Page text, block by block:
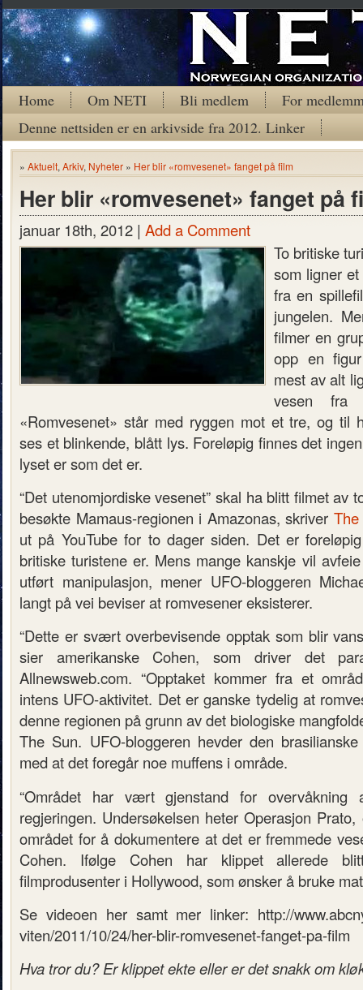
Home Om NETI Bli medlem
For
Denne nettsiden er en arkivside fra 2012. Linker
» Aktuelt, Arkiv, Nyheter » Her blir «romvesenet» fanget på film
Her blir «romvesenet» fanget på
januar 18th, 2012 | Add a Comment
To britiske
som ligner
fra en
jungelen.
filmer en
opp en
mest av alt
vesen fra
«Romvesenet» står med ryggen mot et tre, og til
ses et blinkende, blått lys. Foreløpig finnes det
lyset er som det er.
“Det utenomjordiske vesenet” skal ha blitt filmet av
besøkte Mamaus-regionen i Amazonas, skriver
ut på YouTube for to dager siden. Det er
britiske turistene er. Mens mange kanskje vil
utført manipulasjon, mener UFO-bloggeren
langt på vei beviser at romvesener eksisterer.
“Dette er svært overbevisende opptak som blir
sier amerikanske Cohen, som driver det
Allnewsweb.com. “Opptaket kommer fra et
intens UFO-aktivitet. Det er ganske tydelig at
denne regionen på grunn av det biologiske
The Sun. UFO-bloggeren hevder den
med at det foregår noe muffens i område.
“Området har vært gjenstand for overvåkning
regjeringen. Undersøkelsen heter Operasjon
området for å dokumentere at det er fremmede
Cohen. Ifølge Cohen har klippet allerede
filmprodusenter i Hollywood, som ønsker å bruke
Se videoen her samt mer linker: http://
viten/2011/10/24/her-blir-romvesenet-fanget-pa-film
Hva tror du? Er klippet ekte eller er det snakk om